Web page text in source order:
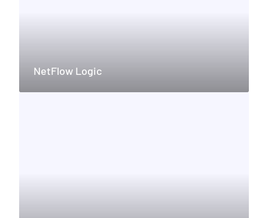
NetFlow Logic